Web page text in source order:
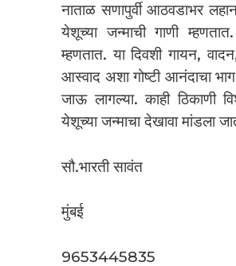
नाताळ सणापुर्वी आठवडाभर
येशूच्या जन्माची गाणी
म्हणतात. या दिवशी गायन,
आस्वाद अशा गोष्टी आनंदाचा
जाऊ लागल्या. काही ठिकाणी
येशूच्या जन्माचा देखावा मांडला
सौ.भारती सावंत
मुंबई
9653445835